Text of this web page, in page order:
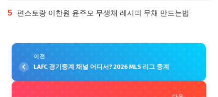
5 편스토랑 이찬원 윤주모 무생채 레시피 무채 만드는법
이전
LAFC 경기중계 채널 어디서? 2026 MLS 리그 중계